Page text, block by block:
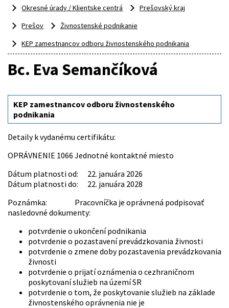
Okresné úrady / Klientske centrá
Prešovský kraj
Prešov
Živnostenské podnikanie
KEP zamestnancov odboru živnostenského podnikania
Bc. Eva Semančíková
KEP zamestnancov odboru živnostenského
podnikania
Detaily k vydanému certifikátu:
OPRÁVNENIE 1066 Jednotné kontaktné miesto
Dátum platnosti od: 22. januára 2026
Dátum platnosti do: 22. januára 2028
Poznámka: Pracovníčka je oprávnená podpisovať
nasledovné dokumenty:
potvrdenie o ukončení podnikania
potvrdenie o pozastavení prevádzkovania živnosti
potvrdenie o zmene doby pozastavenia prevádzkovania
živnosti
potvrdenie o prijatí oznámenia o cezhraničnom
poskytovaní služieb na území SR
potvrdenie o tom, že poskytovanie služieb na základe
živnostenského oprávnenia nie je